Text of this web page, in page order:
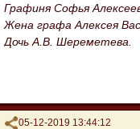
Графиня Софья
Жена графа Алексея
Дочь А.В. Шереметева.
Поделиться
05-12-2019 13:44:12